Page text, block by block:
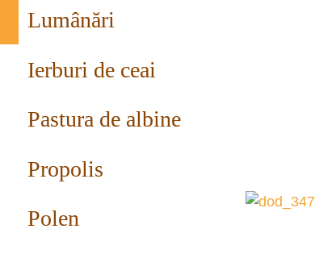
Lumânări
Ierburi de ceai
Pastura de albine
Propolis
Polen